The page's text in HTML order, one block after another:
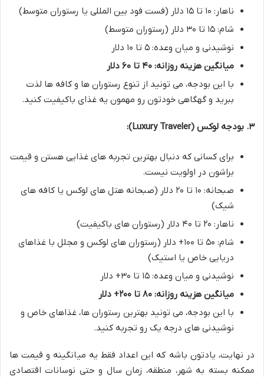
ناهار: ۱۰ تا ۱۵ دلار (فست فود بین المللی یا رستوران متوسط)
شام: ۱۵ تا ۳۰ دلار (رستوران متوسط)
نوشیدنی و میان وعده: ۵ تا ۱۰ دلار
میانگین هزینه روزانه: ۴۰ تا ۶۰ دلار
با این بودجه، می تونید از تنوع رستوران ها و کافه ها لذت
ببرید و گهگاهی خودتون رو مهمون یه غذای باکیفیت کنید.
۳. بودجه لوکس (Luxury Traveler):
برای کسانی که دنبال بهترین تجربه های غذایی هستن و قیمت
براشون در اولویت نیست.
صبحانه: ۱۰ تا ۲۰ دلار (صبحانه هتل های لوکس یا کافه های
شیک)
ناهار: ۲۰ تا ۴۰ دلار (رستوران های باکیفیت)
شام: ۵۰ تا ۱۰۰+ دلار (رستوران های لوکس و مجلل با غذاهای
دریایی خاص یا استیک)
نوشیدنی و میان وعده: ۱۵ تا ۳۰+ دلار
میانگین هزینه روزانه: ۸۰ تا ۲۰۰+ دلار
با این بودجه، می تونید بهترین رستوران ها، غذاهای خاص و
نوشیدنی های درجه یک رو تجربه کنید.
در نهایت، یادتون باشه که این اعداد فقط یه میانگینه و قیمت ها
ممکنه بسته به شهر، منطقه، زمان سال و حتی نوسانات اقتصادی